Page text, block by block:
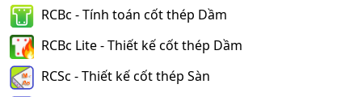
RCBc - Tính toán cốt thép Dầm
RCBc Lite - Thiết kế cốt thép Dầm
RCSc - Thiết kế cốt thép Sàn